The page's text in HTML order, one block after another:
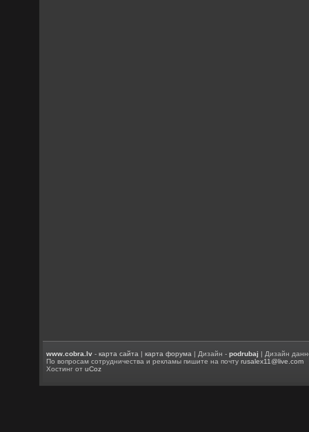
www.cobra.lv -карта сайта |карта форума | Дизайн -podrubaj | Дизайн
По вопросам сотрудничества и рекламы пишите на почтуrusalex11@live.com
Хостинг отuCoz